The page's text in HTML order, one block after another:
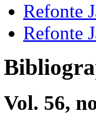
Refonte
Refonte
Vol. 56,